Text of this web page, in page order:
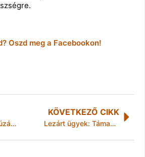
Oszd meg a Facebookon!
Felhívás- Koszorúzás a magyar Kultúra Napja alkalmából
KÖVETKEZŐ CIKK
Lezárt ügyek: Támadóan segített